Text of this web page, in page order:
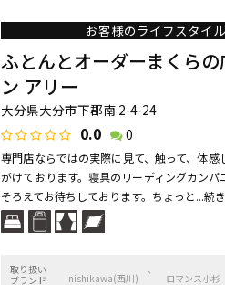
お客様のライフスタイ
ふとんとオーダーまくら
ン アリー
大分県大分市下郡南 2-4-24
0.0 0
専門店ならではの実際に見て、触って、体
がけております。寝具のリーディングカン
そろえてお待ちしております。ちょっと...続
取り扱い
ブランド
nishikawa(西川) ロマンス小杉